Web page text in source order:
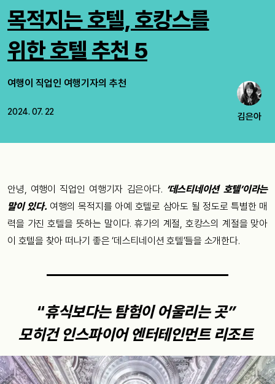
목적지는 호텔, 호캉스를
위한 호텔 추천 5
여행이 직업인 여행기자의 추천
2024. 07. 22 김은아
안녕, 여행이 직업인 여행기자 김은아다. ‘데스티네이션 호텔’이라는
말이 있다. 여행의 목적지를 아예 호텔로 삼아도 될 정도로 특별한 매
력을 가진 호텔을 뜻하는 말이다. 휴가의 계절, 호캉스의 계절을 맞아
이 호텔을 찾아 떠나기 좋은 ‘데스티네이션 호텔’들을 소개한다.
“휴식보다는 탐험이 어울리는 곳”
모히건 인스파이어 엔터테인먼트 리조트